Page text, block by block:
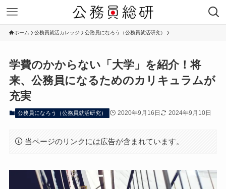
ホーム 公務員就活カレッジ 公務員になろう（公務員就活研究）
学費のかからない「大学」を紹介！将
来、公務員になるためのカリキュラムが
充実
公務員になろう（公務員就活研究） 2020年9月16日 2024年9月10日
当ページのリンクには広告が含まれています。